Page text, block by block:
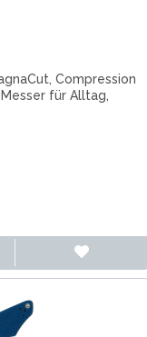
Compression
für Alltag,